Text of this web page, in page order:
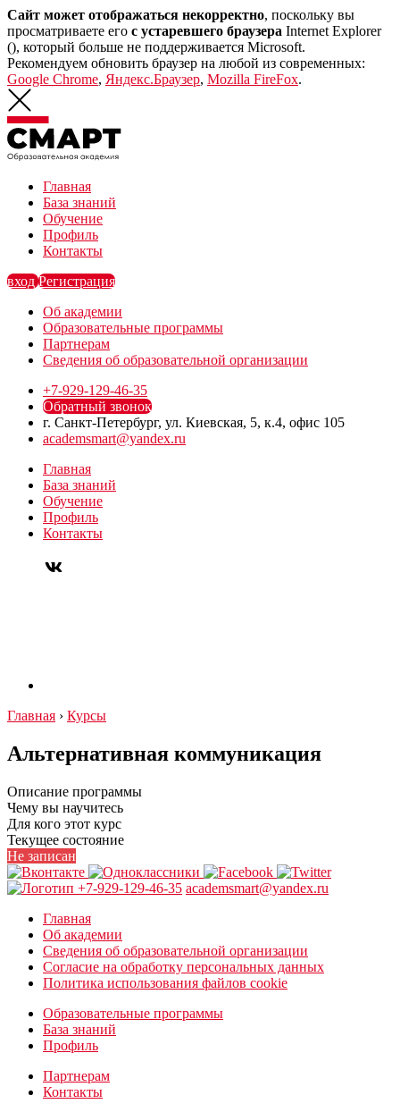
Сайт может отображаться некорректно, поскольку вы
просматриваете его с устаревшего браузера Internet Explorer
(), который больше не поддерживается Microsoft.
Рекомендуем обновить браузер на любой из современных:
Google Chrome, Яндекс.Браузер, Mozilla FireFox.
Главная
База знаний
Обучение
Профиль
Контакты
входРегистрация
Об академии
Образовательные программы
Партнерам
Сведения об образовательной организации
+7-929-129-46-35
Обратный звонок
г. Санкт-Петербург, ул. Киевская, 5, к.4, офис 105
academsmart@yandex.ru
Главная
База знаний
Обучение
Профиль
Контакты
Главная › Курсы
Альтернативная коммуникация
Описание программы
Чему вы научитесь
Для кого этот курс
Текущее состояние
Не записан
+7-929-129-46-35 academsmart@yandex.ru
Главная
Об академии
Сведения об образовательной организации
Согласие на обработку персональных данных
Политика использования файлов cookie
Образовательные программы
База знаний
Профиль
Партнерам
Контакты